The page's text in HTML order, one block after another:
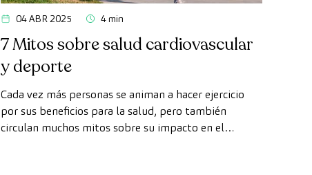
04 ABR 2025 4 min
7 Mitos sobre salud cardiovascular
y deporte
Cada vez más personas se animan a hacer ejercicio
por sus beneficios para la salud, pero también
circulan muchos mitos sobre su impacto en el